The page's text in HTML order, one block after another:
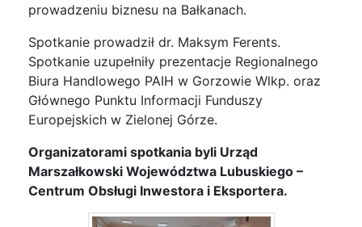
prowadzeniu biznesu na Bałkanach.
Spotkanie prowadził dr. Maksym Ferents.
Spotkanie uzupełniły prezentacje Regionalnego
Biura Handlowego PAIH w Gorzowie Wlkp. oraz
Głównego Punktu Informacji Funduszy
Europejskich w Zielonej Górze.
Organizatorami spotkania byli Urząd
Marszałkowski Województwa Lubuskiego –
Centrum Obsługi Inwestora i Eksportera.